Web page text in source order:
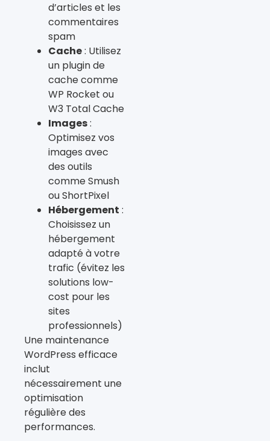
d’articles et les
commentaires
spam
Cache: Utilisez
un plugin de
cache comme
WP Rocket ou
W3 Total Cache
Images:
Optimisez vos
images avec
des outils
comme Smush
ou ShortPixel
Hébergement :
Choisissez un
hébergement
adapté à votre
trafic (évitez les
solutions low-
cost pour les
sites
professionnels)
Une maintenance
WordPress efficace
inclut
nécessairement une
optimisation
régulière des
performances.